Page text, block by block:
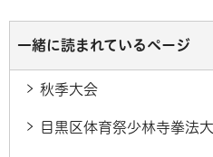
一緒に読まれているページ
秋季大会
目黒区体育祭少林寺拳法